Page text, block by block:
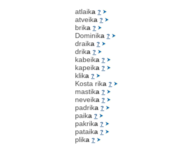
atlaika ?
atveika ?
brika ?
Dominika ?
draika ?
drika ?
kabeika ?
kapeika ?
klika ?
Kosta rika ?
mastika ?
neveika ?
padrika ?
paika ?
pakrika ?
pataika ?
plika ?